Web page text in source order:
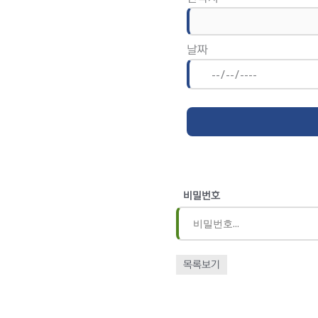
날짜
비밀번호
목록보기